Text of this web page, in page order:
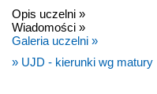
Opis uczelni »
Wiadomości »
Galeria uczelni »
» UJD - kierunki wg matury